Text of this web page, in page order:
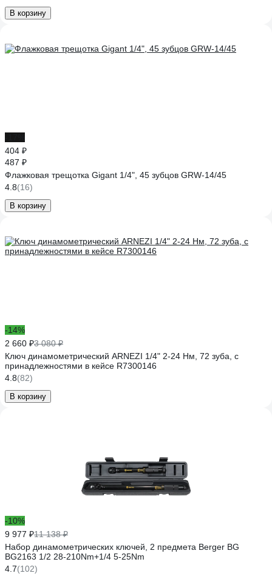
В корзину
404 ₽
487 ₽
Флажковая трещотка Gigant 1/4", 45 зубцов GRW-14/45
4.8(16)
В корзину
-14%
2 660 ₽3 080 ₽
Ключ динамометрический ARNEZI 1/4" 2-24 Нм, 72 зуба, с
принадлежностями в кейсе R7300146
4.8(82)
В корзину
-10%
9 977 ₽11 138 ₽
Набор динамометрических ключей, 2 предмета Berger BG
BG2163 1/2 28-210Nm+1/4 5-25Nm
4.7(102)